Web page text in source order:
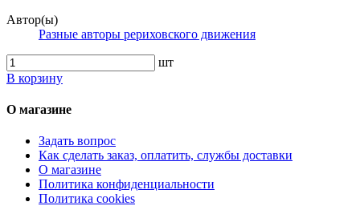
Автор(ы)
Разные авторы рериховского движения
шт
В корзину
О магазине
Задать вопрос
Как сделать заказ, оплатить, службы доставки
О магазине
Политика конфиденциальности
Политика cookies